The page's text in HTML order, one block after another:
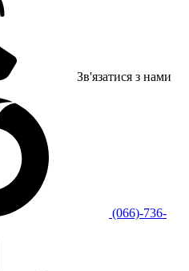
Зв'язатися з нами
(066)-736-